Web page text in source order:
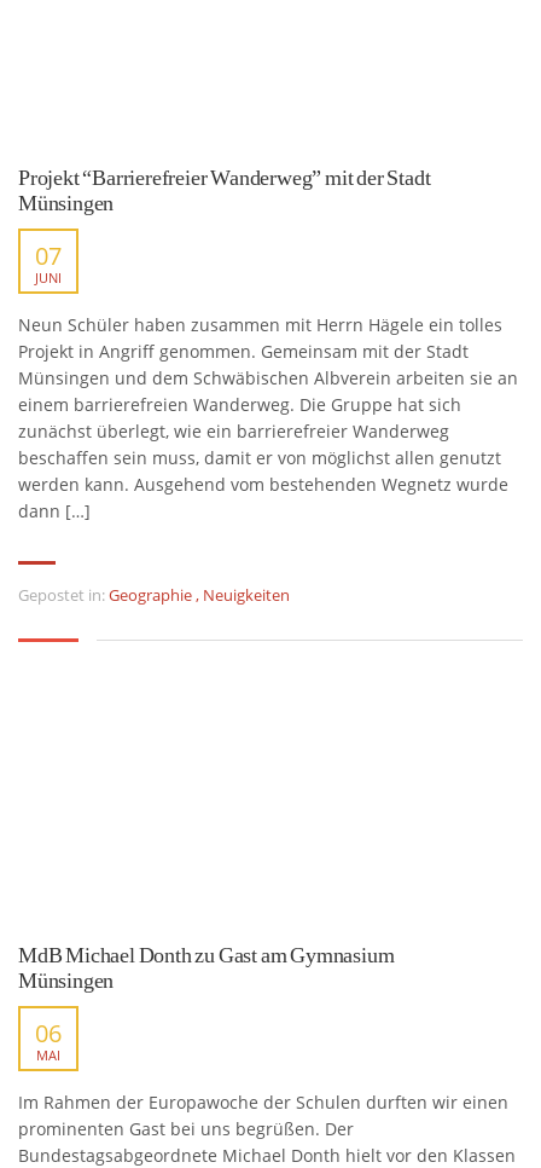
Projekt “Barrierefreier Wanderweg” mit der Stadt
Münsingen
07
JUNI
Neun Schüler haben zusammen mit Herrn Hägele ein tolles
Projekt in Angriff genommen. Gemeinsam mit der Stadt
Münsingen und dem Schwäbischen Albverein arbeiten sie an
einem barrierefreien Wanderweg. Die Gruppe hat sich
zunächst überlegt, wie ein barrierefreier Wanderweg
beschaffen sein muss, damit er von möglichst allen genutzt
werden kann. Ausgehend vom bestehenden Wegnetz wurde
dann […]
Gepostet in:Geographie, Neuigkeiten
MdB Michael Donth zu Gast am Gymnasium
Münsingen
06
MAI
Im Rahmen der Europawoche der Schulen durften wir einen
prominenten Gast bei uns begrüßen. Der
Bundestagsabgeordnete Michael Donth hielt vor den Klassen